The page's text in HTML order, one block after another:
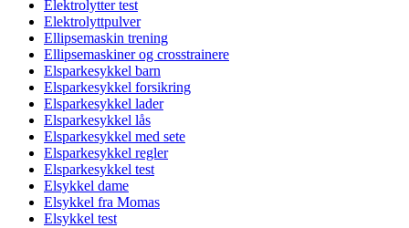
Elektrolytter test
Elektrolyttpulver
Ellipsemaskin trening
Ellipsemaskiner og crosstrainere
Elsparkesykkel barn
Elsparkesykkel forsikring
Elsparkesykkel lader
Elsparkesykkel lås
Elsparkesykkel med sete
Elsparkesykkel regler
Elsparkesykkel test
Elsykkel dame
Elsykkel fra Momas
Elsykkel test